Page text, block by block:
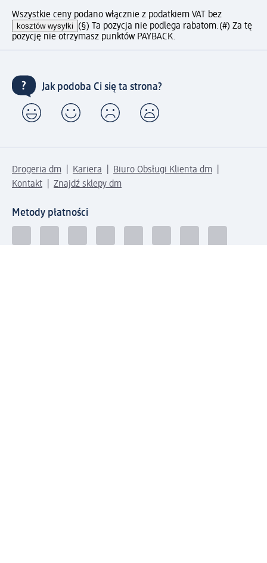
Wszystkie ceny podano włącznie z podatkiem VAT bez
kosztów wysyłki (§) Ta pozycja nie podlega rabatom.(#) Za tę
pozycję nie otrzymasz punktów PAYBACK.
Jak podoba Ci się ta strona?
Drogeria dm Kariera
Biuro Obsługi Klienta dm
Kontakt
Znajdź sklepy dm
Metody płatności